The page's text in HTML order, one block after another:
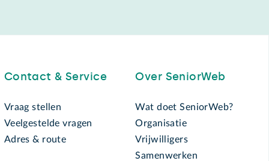
Contact & Service
Vraag stellen
Veelgestelde vragen
Adres & route
Over SeniorWeb
Wat doet SeniorWeb?
Organisatie
Vrijwilligers
Samenwerken